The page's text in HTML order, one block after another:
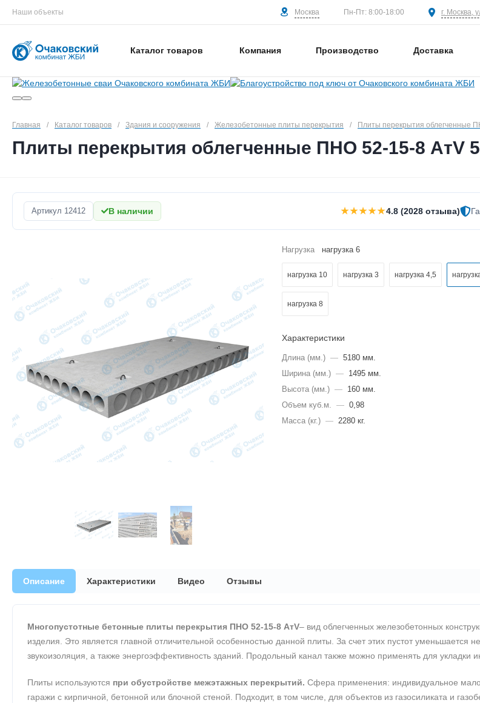
Наши объекты Москва Пн-Пт: 8:00-18:00 г. Москва,
Каталог товаров Компания Производство Доставка
Главная / Каталог товаров / Здания и сооружения / Железобетонные плиты перекрытия / Плиты перекрытия облегченные
Плиты перекрытия облегченные ПНО 52-15-8 АтV
Артикул 12412 В наличии ★★★★★4.8 (2028 отзыва)
Нагрузка нагрузка 6
нагрузка 10 нагрузка 3 нагрузка 4,5
нагрузка 8
Характеристики
Длина (мм.) — 5180 мм.
Ширина (мм.) —
1495 мм.
Высота (мм.) —
160 мм.
Объем куб.м. — 0,98
Масса (кг.) — 2280 кг.
Описание Характеристики Видео Отзывы
Многопустотные бетонные плиты перекрытия ПНО 52-15-8 АтV– вид облегченных железобетонных
изделия. Это является главной отличительной особенностью данной плиты. За счет этих пустот
звукоизоляция, а также энергоэффективность зданий. Продольный канал также можно применять для укладки
Плиты используются при обустройстве межэтажных перекрытий. Сфера применения: индивидуальное
гаражи с кирпичной, бетонной или блочной стеной. Подходит, в том числе, для объектов из газосиликата и